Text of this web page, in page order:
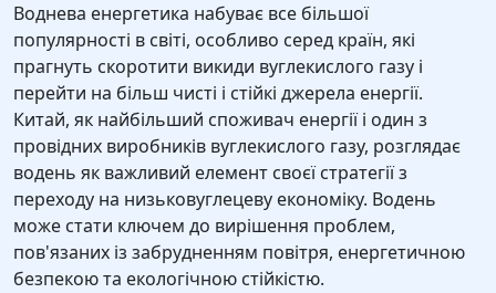
Воднева енергетика набуває все більшої
популярності в світі, особливо серед країн, які
прагнуть скоротити викиди вуглекислого газу і
перейти на більш чисті і стійкі джерела енергії.
Китай, як найбільший споживач енергії і один з
провідних виробників вуглекислого газу, розглядає
водень як важливий елемент своєї стратегії з
переходу на низьковуглецеву економіку. Водень
може стати ключем до вирішення проблем,
пов'язаних із забрудненням повітря, енергетичною
безпекою та екологічною стійкістю.